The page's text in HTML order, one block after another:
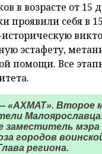
в возрасте от 15
проявили себя в 15
эстафету,
помощи. Все
— «АХМАТ». Второе
заместитель мэра
городов
региона.